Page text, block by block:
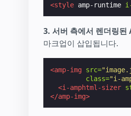
<style amp-runtime
3. 서버 측에서 렌더링된
마크업이 삽입됩니다.
<amp-img src=
class="i-
<i-amphtml-sizer
</amp-img>